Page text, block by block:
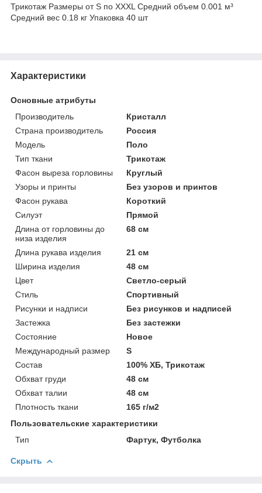
Трикотаж Размеры от S по XXXL Средний объем 0.001 м³
Средний вес 0.18 кг Упаковка 40 шт
Характеристики
Основные атрибуты
Производитель
Кристалл
Страна производитель
Россия
Мoдель
Поло
Тип ткани
Трикотаж
Фасон выреза горловины
Круглый
Узоры и принты
Без узоров и принтов
Фасон рукава
Короткий
Силуэт
Прямой
Длина от горловины до
низа изделия
68 см
Длина рукава изделия
21 см
Ширина изделия
48 см
Цвет
Светло-серый
Стиль
Спортивный
Рисунки и надписи
Без рисунков и надписей
Застежка
Без застежки
Состояние
Новое
Международный размер
S
Состав
100% ХБ, Трикотаж
Обхват груди
48 см
Обхват талии
48 см
Плотность ткани
165 г/м2
Пользовательские характеристики
Тип
Фартук, Футболка
Скрыть